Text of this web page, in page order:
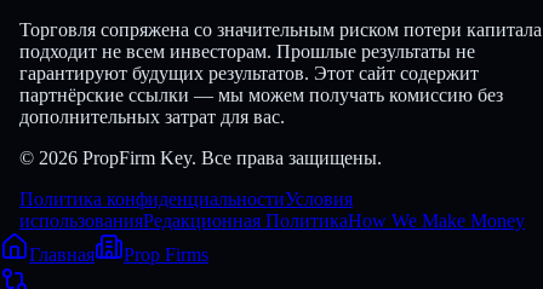
Торговля сопряжена со значительным риском потери
подходит не всем инвесторам. Прошлые результаты не
гарантируют будущих результатов. Этот сайт содержит
партнёрские ссылки — мы можем получать комиссию без
дополнительных затрат для вас.
© 2026 PropFirm Key. Все права защищены.
Политика конфиденциальностиУсловия
использованияРедакционная ПолитикаHow We Make Money
Главная
Prop Firms